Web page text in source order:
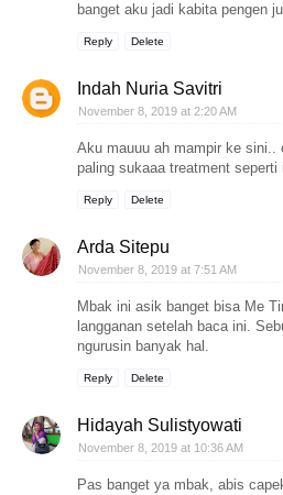
banget aku jadi kabita pengen
Reply Delete
Indah Nuria Savitri
November 8, 2019 at 2:20 AM
Aku mauuu ah mampir ke
paling sukaaa treatment seperti
Reply Delete
Arda Sitepu
November 8, 2019 at 7:51 AM
Mbak ini asik banget bisa Me
langganan setelah baca ini.
ngurusin banyak hal.
Reply Delete
Hidayah Sulistyowati
November 8, 2019 at 10:36 AM
Pas banget ya mbak, abis